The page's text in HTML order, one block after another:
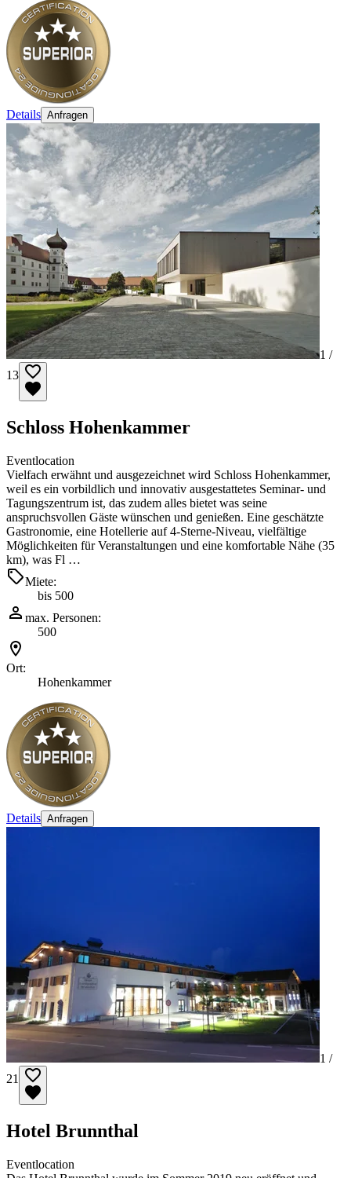
Details Anfragen
1 /
13
Schloss Hohenkammer
Eventlocation
Vielfach erwähnt und ausgezeichnet wird Schloss Hohenkammer,
weil es ein vorbildlich und innovativ ausgestattetes Seminar- und
Tagungszentrum ist, das zudem alles bietet was seine
anspruchsvollen Gäste wünschen und genießen. Eine geschätzte
Gastronomie, eine Hotellerie auf 4-Sterne-Niveau, vielfältige
Möglichkeiten für Veranstaltungen und eine komfortable Nähe (35
km), was Fl …
Miete:
bis 500
max. Personen:
500
Ort:
Hohenkammer
Details Anfragen
1 /
21
Hotel Brunnthal
Eventlocation